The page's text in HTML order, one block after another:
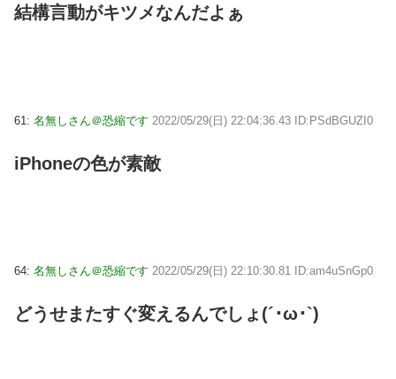
結構言動がキツメなんだよぁ
61: 名無しさん＠恐縮です 2022/05/29(日) 22:04:36.43 ID:PSdBGUZI0
iPhoneの色が素敵
64: 名無しさん＠恐縮です 2022/05/29(日) 22:10:30.81 ID:am4uSnGp0
どうせまたすぐ変えるんでしょ(´･ω･`)